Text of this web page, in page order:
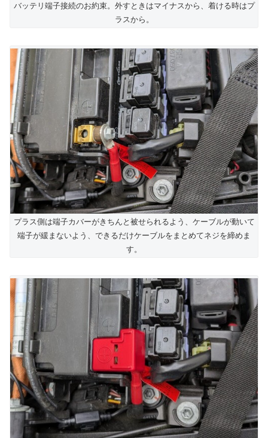
バッテリ端子接続のお約束。外すときはマイナスから、着ける時はプ
ラスから。
プラス側は端子カバーがきちんと被せられるよう、ケーブルが動いて
端子が緩まないよう、できるだけケーブルをまとめてネジを締めま
す。